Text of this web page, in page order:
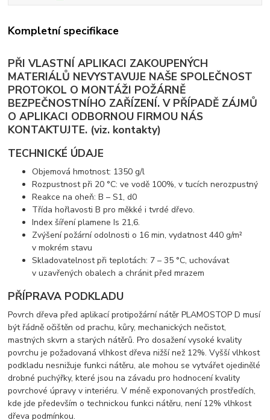
Kompletní specifikace
PŘI VLASTNÍ APLIKACI ZAKOUPENÝCH
MATERIÁLŮ NEVYSTAVUJE NAŠE SPOLEČNOST
PROTOKOL O MONTÁŽI POŽÁRNĚ
BEZPEČNOSTNÍHO ZAŘÍZENÍ. V PŘÍPADĚ ZÁJMŮ
O APLIKACI ODBORNOU FIRMOU NÁS
KONTAKTUJTE. (viz. kontakty)
TECHNICKÉ ÚDAJE
Objemová hmotnost: 1350 g/l
Rozpustnost při 20 °C: ve vodě 100%, v tucích nerozpustný
Reakce na oheň: B – S1, d0
Třída hořlavosti B pro měkké i tvrdé dřevo.
Index šíření plamene Is 21,6.
Zvýšení požární odolnosti o 16 min, vydatnost 440 g/m²
v mokrém stavu
Skladovatelnost při teplotách: 7 – 35 °C, uchovávat
v uzavřených obalech a chránit před mrazem
PŘÍPRAVA PODKLADU
Povrch dřeva před aplikací protipožární nátěr PLAMOSTOP D musí
být řádně očištěn od prachu, kůry, mechanických nečistot,
mastných skvrn a starých nátěrů. Pro dosažení vysoké kvality
povrchu je požadovaná vlhkost dřeva nižší než 12%. Vyšší vlhkost
podkladu nesnižuje funkci nátěru, ale mohou se vytvářet ojedinělé
drobné puchýřky, které jsou na závadu pro hodnocení kvality
povrchové úpravy v interiéru. V méně exponovaných prostředích,
kde jde především o technickou funkci nátěru, není 12% vlhkost
dřeva podmínkou.